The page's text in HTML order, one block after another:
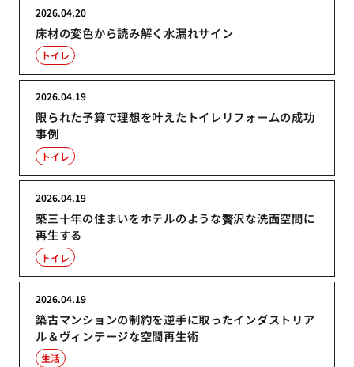
床材の変色から読み解く水漏れサイン
2026.04.20
トイレ
限られた予算で理想を叶えたトイレリフォームの成功
事例
2026.04.19
トイレ
築三十年の住まいをホテルのような贅沢な洗面空間に
再生する
2026.04.19
トイレ
築古マンションの制約を逆手に取ったインダストリア
ル＆ヴィンテージな空間再生術
2026.04.19
生活